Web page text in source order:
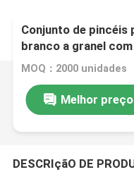
Conjunto de pincéis
branco a granel
MOQ：2000 unidades
Melhor preço
DESCRIçãO DE